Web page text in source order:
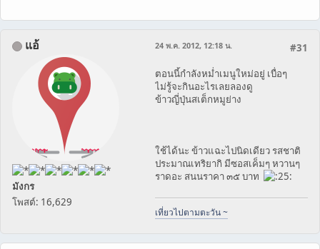
แอ้
มังกร
โพสต์: 16,629
#31
24 พ.ค. 2012, 12:18 น.
ตอนนี้กำลังหม่ำเมนูใหม่อยู่ เบื่อๆ
ไม่รู้จะกินอะไรเลยลองดู
ข้าวญี่ปุ่นสเต็กหมูย่าง
ใช้ได้นะ ข้าวแฉะไปนิดเดียว รสชาติ
ประมาณเทริยากิ มีซอสเค็มๆ หวานๆ
ราดอะ สนนราคา ๓๕ บาท
เที่ยวไปตามตะวัน ~